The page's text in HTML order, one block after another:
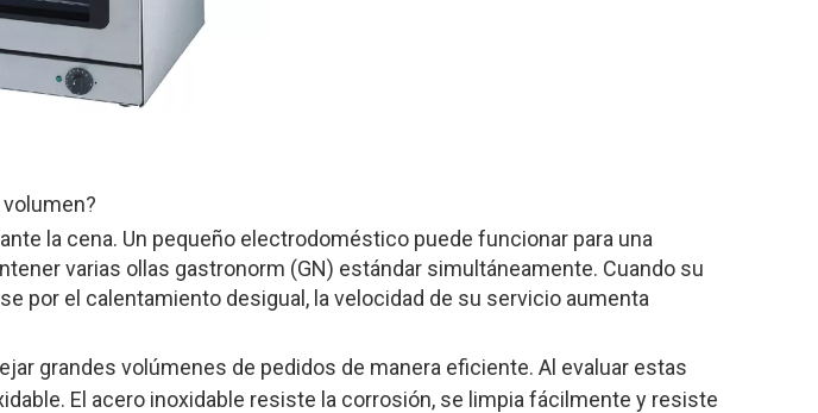
la cena. Un pequeño electrodoméstico puede funcionar para una
varias ollas gastronorm (GN) estándar simultáneamente. Cuando su
por el calentamiento desigual, la velocidad de su servicio aumenta
grandes volúmenes de pedidos de manera eficiente. Al evaluar estas
El acero inoxidable resiste la corrosión, se limpia fácilmente y resiste